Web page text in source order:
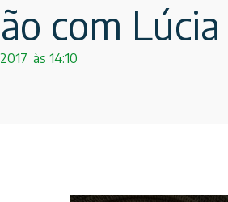
com
às 14:10